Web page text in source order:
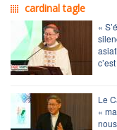
cardinal tagle
«
Le
«